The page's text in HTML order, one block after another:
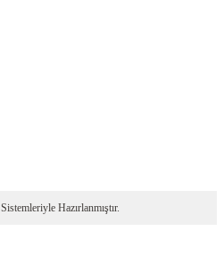
Sistemleriyle Hazırlanmıştır.